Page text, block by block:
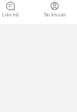
Liên hệ Tài khoản